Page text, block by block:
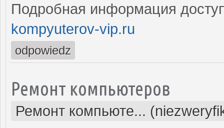
Подробная информация
kompyuterov-vip.ru
odpowiedz
Ремонт компьютеров
Ремонт компьюте...